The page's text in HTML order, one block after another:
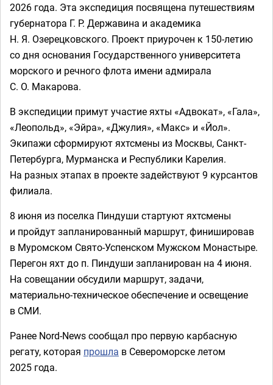
2026 года. Эта экспедиция посвящена путешествиям
губернатора Г. Р. Державина и академика
Н. Я. Озерецковского. Проект приурочен к 150-летию
со дня основания Государственного университета
морского и речного флота имени адмирала
С. О. Макарова.
В экспедиции примут участие яхты «Адвокат», «Гала»,
«Леопольд», «Эйра», «Джулия», «Макс» и «Йол».
Экипажи сформируют яхтсмены из Москвы, Санкт-
Петербурга, Мурманска и Республики Карелия.
На разных этапах в проекте задействуют 9 курсантов
филиала.
8 июня из поселка Пиндуши стартуют яхтсмены
и пройдут запланированный маршрут, финишировав
в Муромском Свято-Успенском Мужском Монастыре.
Перегон яхт до п. Пиндуши запланирован на 4 июня.
На совещании обсудили маршрут, задачи,
материально-техническое обеспечение и освещение
в СМИ.
Ранее Nord-News сообщал про первую карбасную
регату, которая прошла в Североморске летом
2025 года.